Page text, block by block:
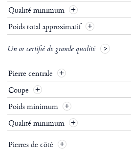
Qualité minimum
Poids total approximatif
Un or certifié de grande qualité
Pierre centrale
Coupe
Poids minimum
Qualité minimum
Pierres de côté